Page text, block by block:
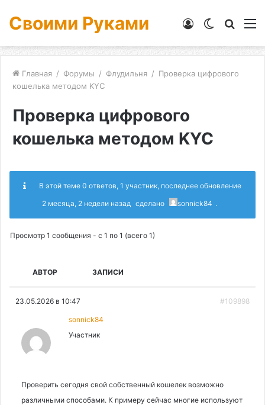
Своими Руками
Switch
Войти
Главная / Форумы / Флудильня / Проверка цифрового
кошелька методом KYC
Проверка цифрового
кошелька методом KYC
В этой теме 0 ответов, 1 участник, последнее обновление
2 месяца, 2 недели назад сделано sonnick84 .
Просмотр 1 сообщения - с 1 по 1 (всего 1)
АВТОР ЗАПИСИ
23.05.2026 в 10:47 #109898
sonnick84
Участник
Проверить сегодня свой собственный кошелек возможно
различными способами. К примеру сейчас многие используют